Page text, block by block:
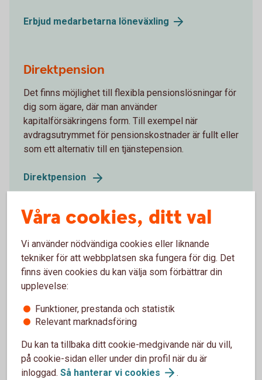
Erbjud medarbetarna löneväxling
Direktpension
Det finns möjlighet till flexibla pensionslösningar för
dig som ägare, där man använder
kapitalförsäkringens form. Till exempel när
avdragsutrymmet för pensionskostnader är fullt eller
som ett alternativ till en tjänstepension.
Direktpension
Företag med kollektivavtal
Vi erbjuder ett flertal möjligheter att förstärka pensionen för
ägare och anställda.
Företag medkollektivavtal
Våra cookies, ditt val
Vi använder nödvändiga cookies eller liknande
tekniker för att webbplatsen ska fungera för dig. Det
finns även cookies du kan välja som förbättrar din
upplevelse:
Funktioner, prestanda och statistik
Relevant marknadsföring
Du kan ta tillbaka ditt cookie-medgivande när du vill,
på cookie-sidan eller under din profil när du är
inloggad. Så hanterar vi cookies .